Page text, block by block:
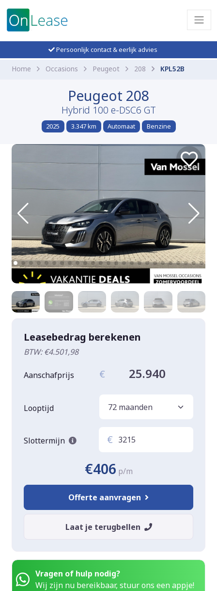
Persoonlijk contact & eerlijk advies
Home Occasions Peugeot 208 KPL52B
Peugeot 208
Hybrid 100 e-DSC6 GT
2025 3.347 km Automaat Benzine
Leasebedrag berekenen
BTW: €4.501,98
Aanschafprijs € 25.940
Looptijd
Slottermijn €
€406 p/m
Offerte aanvragen
Laat je terugbellen
Vragen of hulp nodig?
Wij zijn nu bereikbaar, stuur ons een appje!